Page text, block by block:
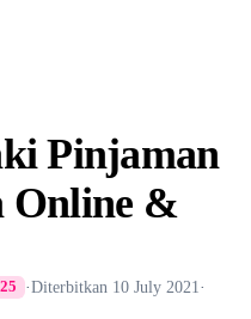
Pinjaman
Online &
·Diterbitkan 10 July 2021·